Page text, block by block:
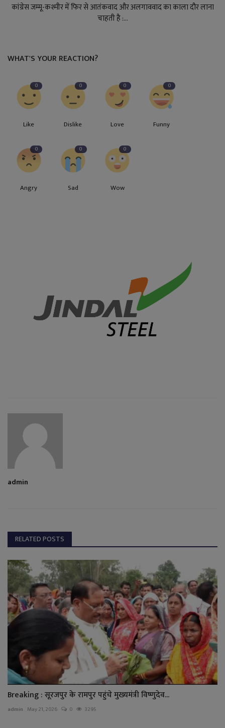
कांग्रेस जम्मू-कश्मीर में फिर से आतंकवाद और अलगाववाद का काला दौर लाना
चाहती है :...
WHAT'S YOUR REACTION?
0
Like
0
Dislike
0
Love
0
Funny
0
Angry
0
Sad
0
Wow
admin
RELATED POSTS
Breaking : सूरजपुर के रामपुर पहुंचे मुख्यमंत्री विष्णुदेव...
admin May 21, 2026 0 3295